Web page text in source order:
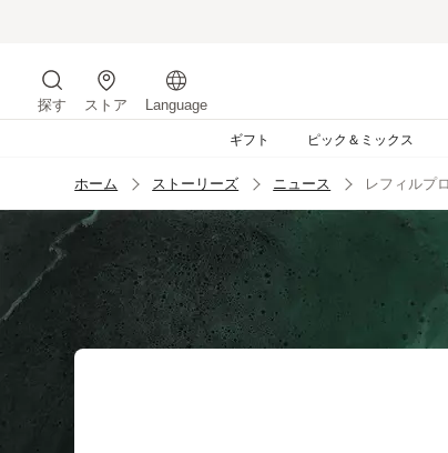
ッ
す
探す
サイトを検索する
ストア Language
ギフト ピック＆ミックス
ホーム ストーリーズ ニュース レフィルプ